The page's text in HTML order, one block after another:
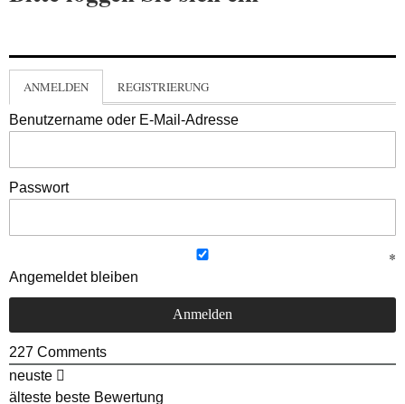
ANMELDEN REGISTRIERUNG
Benutzername oder E-Mail-Adresse
Passwort
Angemeldet bleiben
227 Comments
neuste
älteste beste Bewertung